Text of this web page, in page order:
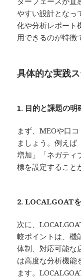
やすい設計となっ
化や分析レポート
用できるのが特徴
具体的な実践
1. 目的と課題の明
まず、MEOや口
ましょう。例え
増加」「ネガティ
標を設定すること
2. LOCALGOAT
次に、
較ポイントは、機
体制、対応可能な
は高度な分析機能
ます。